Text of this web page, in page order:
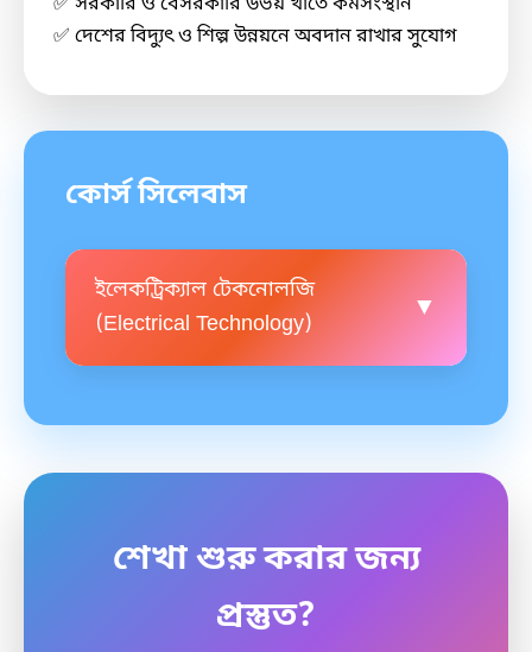
✅ দেশের বিদ্যুৎ ও শিল্প উন্নয়নে অবদান রাখার সুযোগ
কোর্স সিলেবাস
ইলেকট্রিক্যাল টেকনোলজি
(Electrical Technology)
▼
থেকে আবেদন করা যায় (প্রতিষ্ঠানের
আগ্রহী শিক্ষার্থীরা এই কোর্সে ভর্তি হতে পারে।
শেখা শুরু করার জন্য
প্রস্তুত?